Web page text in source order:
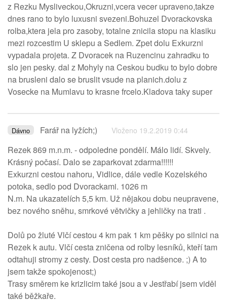
z Rezku Mysliveckou,Okruzni,vcera vecer upraveno,takze
dnes rano to bylo luxusni svezeni.Bohuzel Dvorackovska
rolba,ktera jela pro zasoby, totalne znicila stopu na klasiku
mezi rozcestim U sklepu a Sedlem. Zpet dolu Exkurzni
vypadala projeta. Z Dvoracek na Ruzencinu zahradku to
slo jen pesky. dal z Mohyly na Ceskou budku to bylo dobre
na brusleni dalo se bruslit vsude na planich.dolu z
Vosecke na Mumlavu to krasne frcelo.Kladova taky super
Dávno Farář na lyžích;) Vloženo 19.2.2019 0:44
Rezek 869 m.n.m. - odpoledne pondělí. Málo lidí. Skvely.
Krásný počasí. Dalo se zaparkovat zdarma!!!!!!
Exkurzni cestou nahoru, Vidlice, dále vedle Kozelského
potoka, sedlo pod Dvorackami. 1026 m
N.m. Na ukazatelích 5,5 km. Už nějakou dobu neupravene,
bez nového sněhu, smrkové větvičky a jehličky na trati .
Dolů po žluté Vlčí cestou 4 km pak 1 km pěšky po silnici na
Rezek k autu. Vlčí cesta zničena od rolby lesníků, kteří tam
odtahuji stromy z cesty. Dost cesta pro nadšence. ;) A to
jsem takže spokojenost;)
Trasy směrem ke krizlicim také jsou a v Jestřabí jsem viděl
také běžkaře.